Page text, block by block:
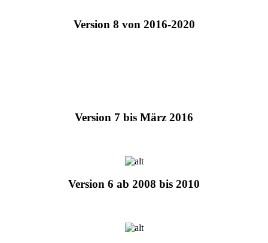
Version 8 von 2016-2020
Version 7 bis März 2016
Version 6 ab 2008 bis 2010